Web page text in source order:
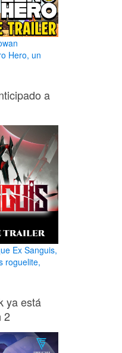
Hero, un
a
Ex Sanguis,
roguelite,
ya está
2